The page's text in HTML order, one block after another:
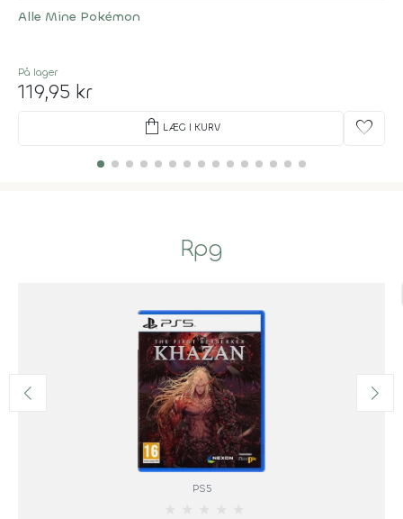
Alle Mine Pokémon
På lager
119,95 kr
shopping_bag LÆG I KURV favorite
Rpg
PS5